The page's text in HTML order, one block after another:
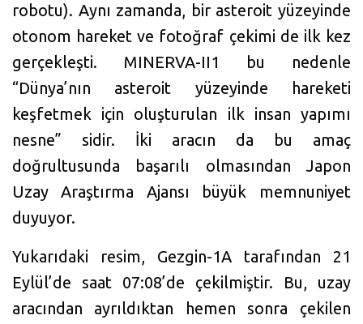
robotu). Aynı zamanda, bir asteroit yüzeyinde
otonom hareket ve fotoğraf çekimi de ilk kez
gerçekleşti. MINERVA-II1 bu nedenle
“Dünya’nın asteroit yüzeyinde hareketi
keşfetmek için oluşturulan ilk insan yapımı
nesne” sidir. İki aracın da bu amaç
doğrultusunda başarılı olmasından Japon
Uzay Araştırma Ajansı büyük memnuniyet
duyuyor.
Yukarıdaki resim, Gezgin-1A tarafından 21
Eylül’de saat 07:08’de çekilmiştir. Bu, uzay
aracından ayrıldıktan hemen sonra çekilen